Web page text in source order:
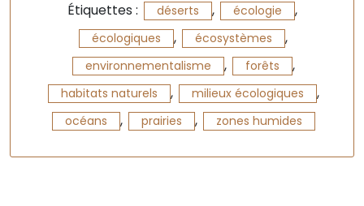
Étiquettes : déserts , écologie ,
écologiques , écosystèmes ,
environnementalisme , forêts ,
habitats naturels , milieux écologiques ,
océans , prairies , zones humides